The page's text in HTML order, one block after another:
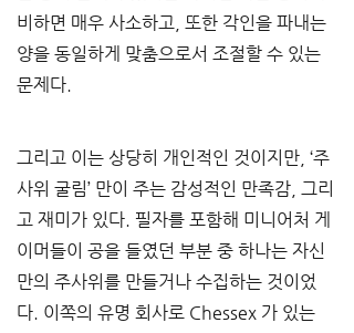
비하면 매우 사소하고 또한 각인을 파내는
양을 동일하게 맞춤으로서 조절할 수 있는
문제다.
그리고 이는 상당히 개인적인 것이지만 , ‘주
사위 굴림’ 만이 주는 감성적인 만족감 그리
고 재미가 있다. 필자를 포함해 미니어처 게
이머들이 공을 들였던 부분 중 하나는 자신
만의 주사위를 만들거나 수집하는 것이었
다. 이쪽의 유명 회사로 Chessex 가 있는